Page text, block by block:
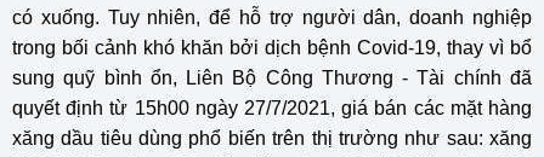
có xuống. Tuy nhiên, để hỗ trợ người dân, doanh nghiệp
trong bối cảnh khó khăn bởi dịch bệnh Covid-19, thay vì bổ
sung quỹ bình ổn, Liên Bộ Công Thương - Tài chính đã
quyết định từ 15h00 ngày 27/7/2021, giá bán các mặt hàng
xăng dầu tiêu dùng phổ biến trên thị trường như sau: xăng